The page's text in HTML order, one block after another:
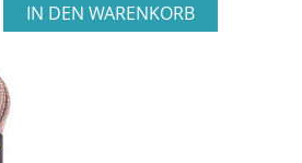
IN DEN WARENKORB